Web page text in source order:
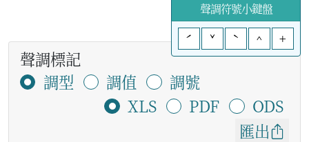
聲調符號小鍵盤
ˊ
ˇ ˋ ^ +
聲調標記
調型
調值
調號
XLS
PDF
ODS
匯出